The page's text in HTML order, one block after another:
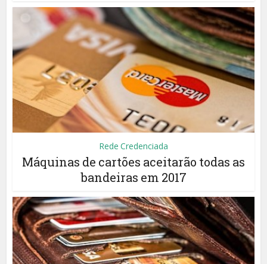
Rede Credenciada
Máquinas de cartões aceitarão todas as
bandeiras em 2017